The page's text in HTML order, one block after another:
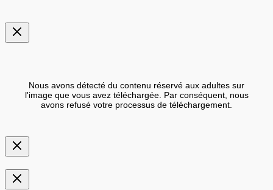
Nous avons détecté du contenu réservé aux adultes sur
l'image que vous avez téléchargée. Par conséquent, nous
avons refusé votre processus de téléchargement.